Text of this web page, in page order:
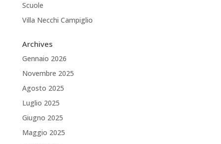
Scuole
Villa Necchi Campiglio
Archives
Gennaio 2026
Novembre 2025
Agosto 2025
Luglio 2025
Giugno 2025
Maggio 2025